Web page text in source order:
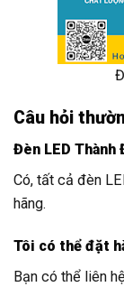
Câu hỏi
Đèn LED Thành
Có, tất cả đèn
hãng.
Tôi có thể đặt
Bạn có thể liên